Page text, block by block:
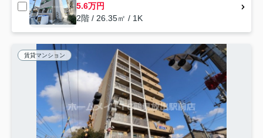
5.6万円
2階 / 26.35㎡ / 1K
賃貸マンション